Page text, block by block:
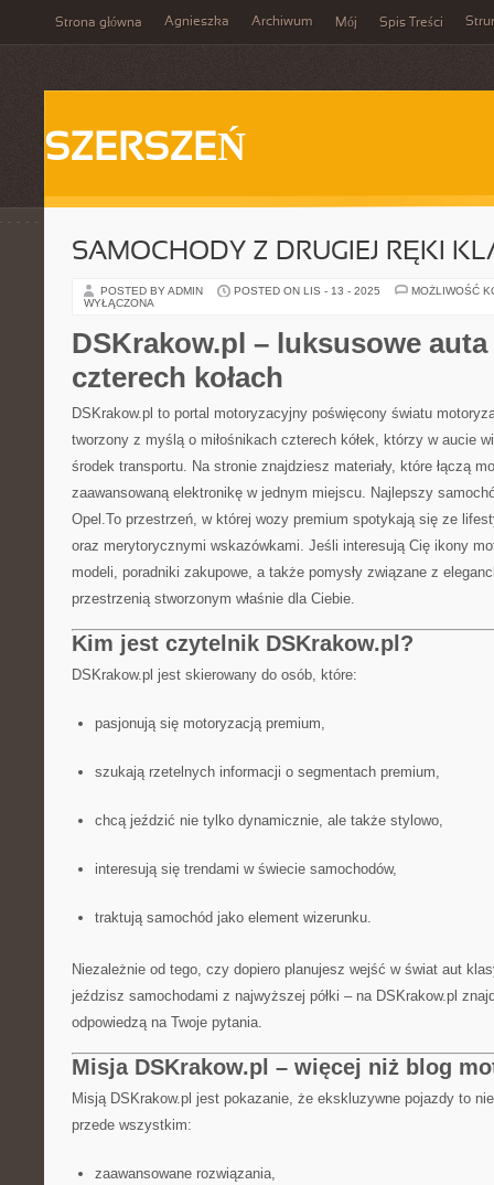
Strona główna Agnieszka Archiwum Mój Spis Treści
SZERSZEŃ
SAMOCHODY Z DRUGIEJ RĘKI
POSTED BY ADMIN POSTED ON LIS - 13 - 2025
MOŻLIWOŚĆ
WYŁĄCZONA
DSKrakow.pl – luksusowe
czterech kołach
DSKrakow.pl to portal motoryzacyjny poświęcony światu
tworzony z myślą o miłośnikach czterech kółek, którzy w aucie
środek transportu. Na stronie znajdziesz materiały, które łączą
zaawansowaną elektronikę w jednym miejscu. Najlepszy
Opel.To przestrzeń, w której wozy premium spotykają się ze
oraz merytorycznymi wskazówkami. Jeśli interesują Cię ikony
modeli, poradniki zakupowe, a także pomysły związane z
przestrzenią stworzonym właśnie dla Ciebie.
Kim jest czytelnik DSKrakow.pl?
DSKrakow.pl jest skierowany do osób, które:
pasjonują się motoryzacją premium,
szukają rzetelnych informacji o segmentach premium,
chcą jeździć nie tylko dynamicznie, ale także stylowo,
interesują się trendami w świecie samochodów,
traktują samochód jako element wizerunku.
Niezależnie od tego, czy dopiero planujesz wejść w świat aut
jeździsz samochodami z najwyższej półki – na DSKrakow.pl
odpowiedzą na Twoje pytania.
Misja DSKrakow.pl – więcej niż blog
Misją DSKrakow.pl jest pokazanie, że ekskluzywne pojazdy to
przede wszystkim:
zaawansowane rozwiązania,